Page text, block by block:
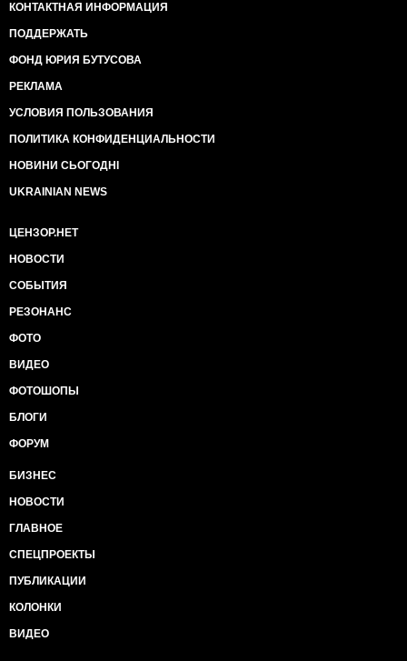
КОНТАКТНАЯ ИНФОРМАЦИЯ
ПОДДЕРЖАТЬ
ФОНД ЮРИЯ БУТУСОВА
РЕКЛАМА
УСЛОВИЯ ПОЛЬЗОВАНИЯ
ПОЛИТИКА КОНФИДЕНЦИАЛЬНОСТИ
НОВИНИ СЬОГОДНІ
UKRAINIAN NEWS
ЦЕНЗОР.НЕТ
НОВОСТИ
СОБЫТИЯ
РЕЗОНАНС
ФОТО
ВИДЕО
ФОТОШОПЫ
БЛОГИ
ФОРУМ
БИЗНЕС
НОВОСТИ
ГЛАВНОЕ
СПЕЦПРОЕКТЫ
ПУБЛИКАЦИИ
КОЛОНКИ
ВИДЕО